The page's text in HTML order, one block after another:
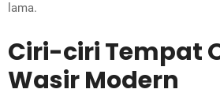
lama.
Ciri-ciri Tempat
Wasir Modern